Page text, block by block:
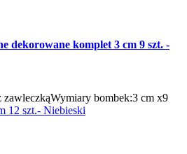
dekorowane komplet 3 cm 9 szt. -
bombek:3 cm x9